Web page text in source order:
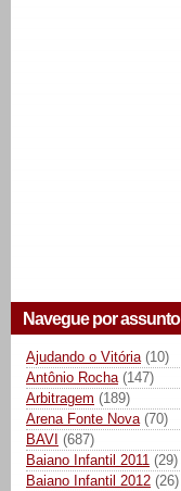
Navegue por assunto
Ajudando o Vitória (10)
Antônio Rocha (147)
Arbitragem (189)
Arena Fonte Nova (70)
BAVI (687)
Baiano Infantil 2011 (29)
Baiano Infantil 2012 (26)